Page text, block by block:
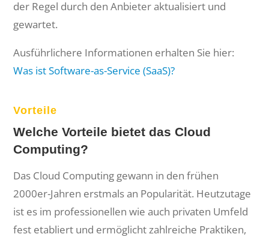
der Regel durch den Anbieter aktualisiert und
gewartet.
Ausführlichere Informationen erhalten Sie hier:
Was ist Software-as-Service (SaaS)?
Vorteile
Welche Vorteile bietet das Cloud
Computing?
Das Cloud Computing gewann in den frühen
2000er-Jahren erstmals an Popularität. Heutzutage
ist es im professionellen wie auch privaten Umfeld
fest etabliert und ermöglicht zahlreiche Praktiken,